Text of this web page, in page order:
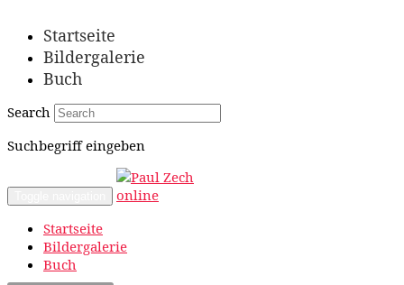
Startseite
Bildergalerie
Buch
Search
Suchbegriff eingeben
Startseite
Bildergalerie
Buch